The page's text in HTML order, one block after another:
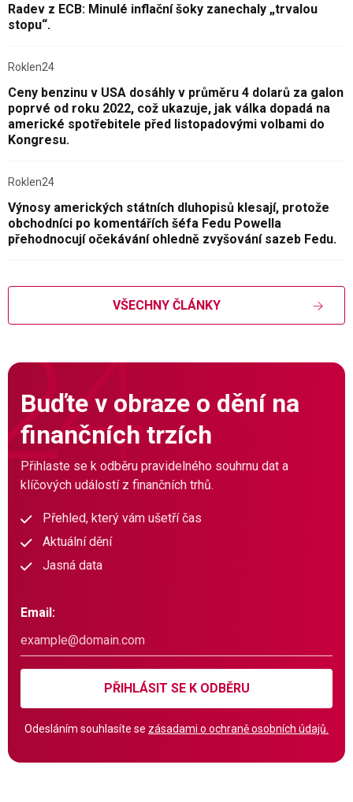
Radev z ECB: Minulé inflační šoky zanechaly „trvalou
stopu“.
Roklen24
Ceny benzinu v USA dosáhly v průměru 4 dolarů za galon
poprvé od roku 2022, což ukazuje, jak válka dopadá na
americké spotřebitele před listopadovými volbami do
Kongresu.
Roklen24
Výnosy amerických státních dluhopisů klesají, protože
obchodníci po komentářích šéfa Fedu Powella
přehodnocují očekávání ohledně zvyšování sazeb Fedu.
VŠECHNY ČLÁNKY
Buďte v obraze o dění na
finančních trzích
Přihlaste se k odběru pravidelného souhrnu dat a
klíčových událostí z finančních trhů.
Přehled, který vám ušetří čas
Aktuální dění
Jasná data
Email:
PŘIHLÁSIT SE K ODBĚRU
Odesláním souhlasíte se zásadami o ochraně osobních údajů.